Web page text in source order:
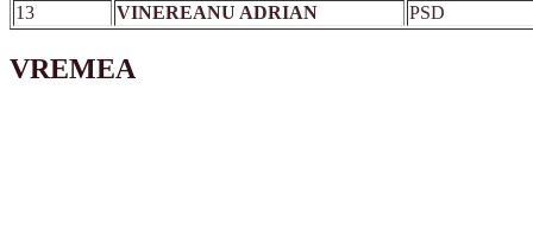
13
VINEREANU ADRIAN PSD
VREMEA